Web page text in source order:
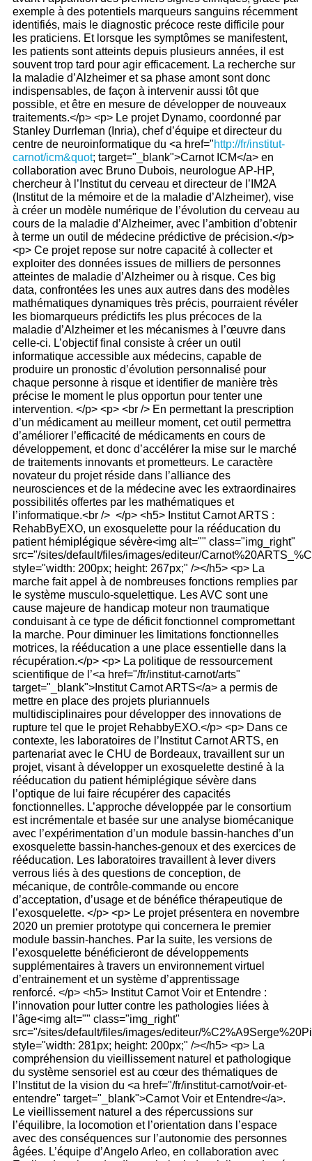
exemple à des potentiels marqueurs sanguins récemment
identifiés, mais le diagnostic précoce reste difficile pour
les praticiens. Et lorsque les symptômes se manifestent,
les patients sont atteints depuis plusieurs années, il est
souvent trop tard pour agir efficacement. La recherche sur
la maladie d’Alzheimer et sa phase amont sont donc
indispensables, de façon à intervenir aussi tôt que
possible, et être en mesure de développer de nouveaux
traitements.</p> <p> Le projet Dynamo, coordonné par
Stanley Durrleman (Inria), chef d’équipe et directeur du
centre de neuroinformatique du <a href="http://fr/institut-
carnot/icm&quot; target="_blank">Carnot ICM</a> en collaboration avec Bruno Dubois, neurologue AP-HP, chercheur à l’Institut du cerveau et directeur de l’IM2A (Institut de la mémoire et de la maladie d’Alzheimer), vise à créer un modèle numérique de l’évolution du cerveau au cours de la maladie d’Alzheimer, avec l’ambition d’obtenir à terme un outil de médecine prédictive de précision.</p> <p> Ce projet repose sur notre capacité à collecter et exploiter des données issues de milliers de personnes atteintes de maladie d’Alzheimer ou à risque. Ces big data, confrontées les unes aux autres dans des modèles mathématiques dynamiques très précis, pourraient révéler les biomarqueurs prédictifs les plus précoces de la maladie d’Alzheimer et les mécanismes à l’œuvre dans celle-ci. L’objectif final consiste à créer un outil informatique accessible aux médecins, capable de produire un pronostic d’évolution personnalisé pour chaque personne à risque et identifier de manière très précise le moment le plus opportun pour tenter une intervention. </p> <p> <br /> En permettant la prescription d’un médicament au meilleur moment, cet outil permettra d’améliorer l’efficacité de médicaments en cours de développement, et donc d’accélérer la mise sur le marché de traitements innovants et prometteurs. Le caractère novateur du projet réside dans l’alliance des neurosciences et de la médecine avec les extraordinaires possibilités offertes par les mathématiques et l’informatique.<br /> </p> <h5> Institut Carnot ARTS : RehabByEXO, un exosquelette pour la rééducation du patient hémiplégique sévère<img alt="" class="img_right" src="/sites/default/files/images/editeur/Carnot%20ARTS_%C2%A9CHU%20Bordeaux.jpg" style="width: 200px; height: 267px;" /></h5> <p> La marche fait appel à de nombreuses fonctions remplies par le système musculo-squelettique. Les AVC sont une cause majeure de handicap moteur non traumatique conduisant à ce type de déficit fonctionnel compromettant la marche. Pour diminuer les limitations fonctionnelles motrices, la rééducation a une place essentielle dans la récupération.</p> <p> La politique de ressourcement scientifique de l’<a href="/fr/institut-carnot/arts" target="_blank">Institut Carnot ARTS</a> a permis de mettre en place des projets pluriannuels multidisciplinaires pour développer des innovations de rupture tel que le projet RehabbyEXO.</p> <p> Dans ce contexte, les laboratoires de l’Institut Carnot ARTS, en partenariat avec le CHU de Bordeaux, travaillent sur un projet, visant à développer un exosquelette destiné à la rééducation du patient hémiplégique sévère dans l’optique de lui faire récupérer des capacités fonctionnelles. L’approche développée par le consortium est incrémentale et basée sur une analyse biomécanique avec l’expérimentation d’un module bassin-hanches d’un exosquelette bassin-hanches-genoux et des exercices de rééducation. Les laboratoires travaillent à lever divers verrous liés à des questions de conception, de mécanique, de contrôle-commande ou encore d’acceptation, d’usage et de bénéfice thérapeutique de l’exosquelette. </p> <p> Le projet présentera en novembre 2020 un premier prototype qui concernera le premier module bassin-hanches. Par la suite, les versions de l’exosquelette bénéficieront de développements supplémentaires à travers un environnement virtuel d’entrainement et un système d’apprentissage renforcé. </p> <h5> Institut Carnot Voir et Entendre : l’innovation pour lutter contre les pathologies liées à l’âge<img alt="" class="img_right" src="/sites/default/files/images/editeur/%C2%A9Serge%20Picaud_Institut%20de%20la%20Vision.jpg" style="width: 281px; height: 200px;" /></h5> <p> La compréhension du vieillissement naturel et pathologique du système sensoriel est au cœur des thématiques de l’Institut de la vision du <a href="/fr/institut-carnot/voir-et-entendre" target="_blank">Carnot Voir et Entendre</a>. Le vieillissement naturel a des répercussions sur l’équilibre, la locomotion et l’orientation dans l’espace avec des conséquences sur l’autonomie des personnes âgées. L’équipe d’Angelo Arleo, en collaboration avec Essilor dans le cadre d’une chaire industrielle, a adopté une approche interdisciplinaire combinant la psychophysique expérimentale et les neurosciences computationnelles pour comprendre ce vieillissement naturel. </p> <p> L’observation quantitative des patients est réalisée sur la plateforme StreetLab ou rue artificielle, devenue une start-up de l’Institut de la vision. L’objectif de cette plateforme est de mesurer l’activité dans un environnement urbain ou domestique pour quantifier aussi bien la perte fonctionnelle au cours du vieillissement ou d’une pathologie que le bénéfice thérapeutique d’un traitement.</p> <p> Le vieillissement pathologique est la caractéristique de la dégénérescence maculaire liée à l’âge (DMLA) qui conduit vers la cécité. Si les chercheurs de l’Institut de la vision (Carnot Voir et Entendre) comme Florian Sennlaub recherchent des traitements pharmacologiques de la maladie, Serge Picaud et son équipe travaillent sur des prothèses rétiniennes pour redonner une certaine vision aux patients devenus aveugles. Les chercheurs ont ainsi validé la prothèse rétinienne PRIMA de la société Pixium Vision (une start-up de l’Institut de la vision) sur des modèles animaux avec une publication dans Nature Biomedical Engineering. Les résultats des essais cliniques dans les services du professeur José-Alain Sahel publiés dans Ophthalmology indiquent que des patients atteints de DMLA peuvent retrouver une acuité visuelle pour la lecture.<br /> </p> <h5> Institut Carnot Cognition: Innov-Care : Accès aux soins par les personnes démunies, en situation de handicap<br /><span class="tres_petit"><em>(Laboratoires IMS- UMR5218 (Groupe Cognitique – Équipe CIH) et IRIT (UMR – Équipe Elipse) <img alt="" class="img_right" src="/sites/default/files/images/editeur/Innov%20Care_%C2%A9V%C3%A9ronique%20LESPINET-NAJIB%20.png" style="width: 263px; height: 200px;" /></em></span></h5> <p> <br /> L'accès aux soins est l'un des droits fondamentaux des êtres humains et devient vital pour les personnes démunies, en situation de précarité et pour les personnes en situation de handicap. </p> <p> Le projet Innov-Care du <a href="/fr/institut-carnot/cognition" target="_blank">Carnot Cognition </a>se focalise sur deux situations de handicap qui sont fortement impactées par les difficultés d'accès aux soins, aggravées de surcroit par des troubles cognitifs : la situation de handicap mental et la situation de handicap visuel. </p> <p> En effet, les personnes en situation de handicap mental sont souvent très anxieuses face à une consultation médicale. Elles présentent une difficulté à décrire la douleur et ses symptômes, à comprendre le diagnostic et le traitement. Les personnes en situation de handicap visuel sont souvent en difficulté face à la mobilité, à l’accessibilité urbaine. </p> <p> Se rendre dans un nouveau lieu est très anxiogène, la lecture d’une ordonnance, d’une notice de médicament s’avère aussi très complexe. Notre étude, à travers des enquêtes de terrain, a permis de comprendre les freins rencontrés : accessibilité environnementale et urbaine, problème de mobilité, difficulté pour trouver un professionnel de la santé formé dans l'accompagnement de personnes ayant des besoins spécifiques, difficulté pour verbaliser ses symptômes, décrire sa douleur, difficulté dans la compréhension et l'usage des traitements pharmacologiques, des diagnostics, etc.<br /> Nous avons obtenu deux résultats :<br /> - une plateforme impliquant l’ensemble des usagers (aidants, personnes en situation de handicap et professionnels de santé) afin de proposer des solutions aux acteurs impliqués dans la réalisation d’un parcours de soins ;<br /> - une base de données des aides existantes pouvant permettre de lever certaines restrictions de participation selon les différentes étapes du parcours de soins.</p> <p> Ce projet a impliqué deux établissements du secteur médico-social : ADGESSA & IJA.<br /> </p> <h5> Institut Carnot CEA LETI : Une neuroprothèse inédite pour la mobilité des patients tétraplégiques<img alt="" class="img_right" src="/sites/default/files/images/editeur/Clinatec%20_%20Juliette%20Treillet-14.jpg" style="width: 300px; height: 200px;" /></h5> <p> Il est essentiel d’un point de vue, humain, thérapeutique et social, de trouver une solution pour les personnes en situation de handicap afin de les accompagner et d’améliorer leur autonomie.</p> <p> Cet enjeu autour de la mobilité des personnes tétraplégiques et de l’interface cerveau/ machine a donné naissance en 2008 au premier projet phare de Clinatec (<a href="/fr/institut-carnot/cea-leti" target="_blank">Carnot CEA LETI</a>), le BCI (Brain Computer Interface). <br /> Ce projet met en œuvre une solution d’interface cerveau-machine unique, basée sur l’usage d’un dispositif médical implantable original de mesure chronique de l’activité cérébrale (WIMAGINE®) et d’un environnement logiciel de traitement temps-réel de ces signaux. </p> <p> En octobre 2019, les résultats de l’étude clinique du projet Brain Computer Interface (BCI), réalisée à Clinatec (Carnot CEA LETI, CHU Grenoble Alpes, UGA), valident la preuve de concept du pilotage d’un exosquelette 4 membres spécifique par la pensée. Pour la première fois, un patient tétraplégique a pu se déplacer et contrôler ses deux membres supérieurs grâce à une neuroprothèse et un exosquelette 4 membres spécifique. La neuroprothèse recueille, et transmet en temps réel les signaux cérébraux du patient qui sont décodés par un ordinateur pour contrôler l’exosquelette.</p> <p> Ce pilotage est rendu possible par l’implantation long-terme d’un dispositif médical semi-invasif de mesure de l’activité cérébrale appelé WIMAGINE®, développé notamment par le Carnot CEA LETI, et par l’exosquelette 4 membres spécifique développé par le <a href="/fr/institut-carnot/cea-list" target="_blank">Carno